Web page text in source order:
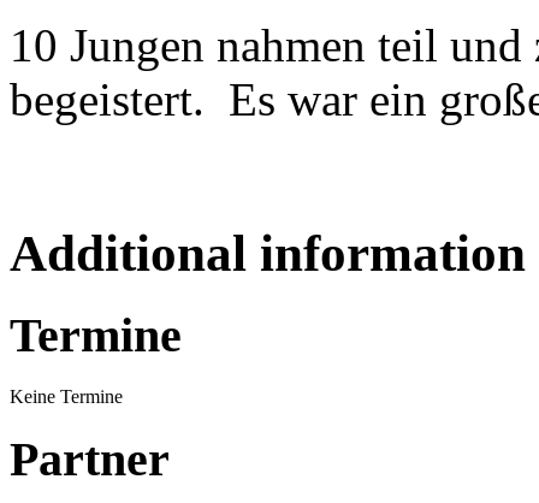
10 Jungen nahmen teil
begeistert. Es war ein
Additional information
Termine
Keine Termine
Partner